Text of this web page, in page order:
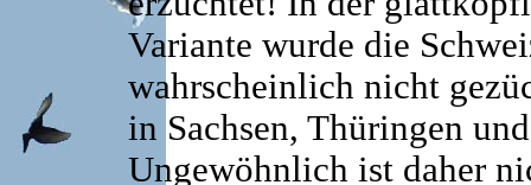
Variante wurde die
wahrscheinlich nicht
in Sachsen, Thüringen
Ungewöhnlich ist daher